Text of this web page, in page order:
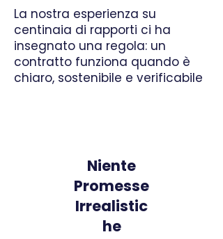
La nostra esperienza su
centinaia di rapporti ci ha
insegnato una regola: un
contratto funziona quando è
chiaro, sostenibile e verificabile
Niente
Promesse
Irrealistic
he